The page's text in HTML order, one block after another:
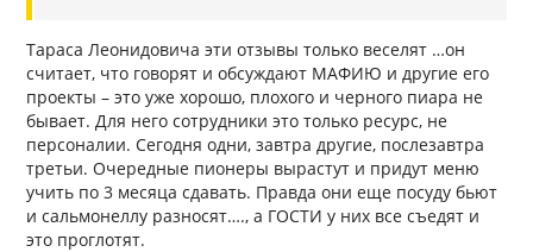
Тараса Леонидовича эти отзывы только веселят …он
считает, что говорят и обсуждают МАФИЮ и другие его
проекты – это уже хорошо, плохого и черного пиара не
бывает. Для него сотрудники это только ресурс, не
персоналии. Сегодня одни, завтра другие, послезавтра
третьи. Очередные пионеры вырастут и придут меню
учить по 3 месяца сдавать. Правда они еще посуду бьют
и сальмонеллу разносят…., а ГОСТИ у них все съедят и
это проглотят.